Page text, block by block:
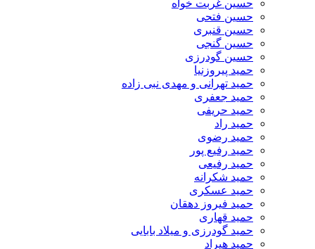
حسین غربت خواه
حسین فتحی
حسین قنبری
حسین گنجی
حسین گودرزی
حمید پیروزنیا
حمید تهرانی و مهدی نبی زاده
حمید جعفری
حمید حریفی
حمید راد
حمید رضوی
حمید رفیع پور
حمید رفیعی
حمید شکرانه
حمید عسکری
حمید فیروز دهقان
حمید قهاری
حمید گودرزی و میلاد بابایی
حمید هیراد